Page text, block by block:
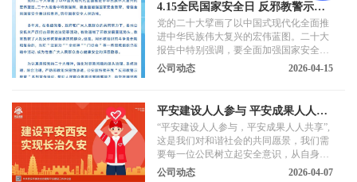
4.15全民国家安全日 反邪教警示宣
传
党的二十大擘画了以中国式现代化全面推
进中华民族伟大复兴的宏伟蓝图。二十大
报告中特别强调，要全面加强国家安全教
育，增强全民国家安全意识和素养，筑牢
公司动态 2026-04-15
平安建设人人参与 平安成果人人共
享
“平安建设人人参与，平安成果人人共享”,
这是我们对和谐社会的共同愿景，我们需
要每一位公民树立起安全意识，从自身做
起，从点滴做起，积极参与到平安建设中
公司动态 2026-04-07